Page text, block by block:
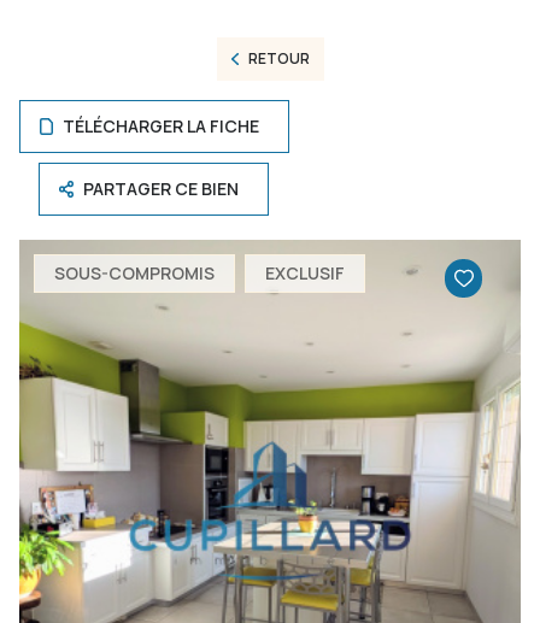
RETOUR
TÉLÉCHARGER LA FICHE
PARTAGER CE BIEN
SOUS-COMPROMIS EXCLUSIF